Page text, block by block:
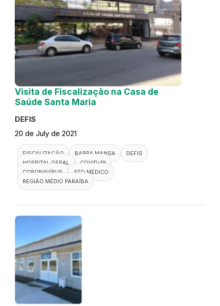
Visita de Fiscalização na Casa de
Saúde Santa Maria
DEFIS
20 de July de 2021
FISCALIZAÇÃO BARRA MANSA
DEFIS
HOSPITAL GERAL
COVID-19
CORONAVÍRUS
ATO MÉDICO
REGIÃO MÉDIO PARAÍBA